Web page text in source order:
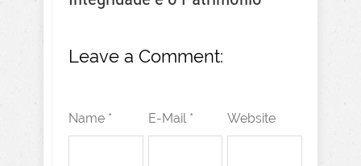
Leave a Comment:
Name * E-Mail * Website